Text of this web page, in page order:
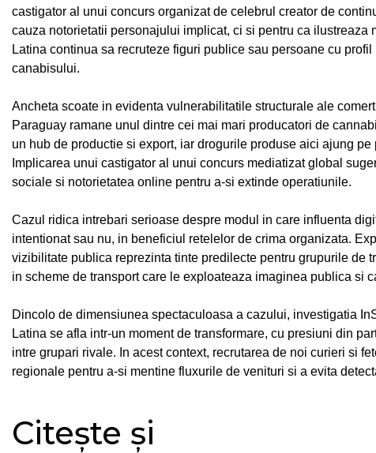
castigator al unui concurs organizat de celebrul creator de
cauza notorietatii personajului implicat, ci si pentru ca
Latina continua sa recruteze figuri publice sau persoane cu
canabisului.
Ancheta scoate in evidenta vulnerabilitatile structurale ale
Paraguay ramane unul dintre cei mai mari producatori de
un hub de productie si export, iar drogurile produse aici ajung
Implicarea unui castigator al unui concurs mediatizat global
sociale si notorietatea online pentru a-si extinde operatiunile.
Cazul ridica intrebari serioase despre modul in care influenta
intentionat sau nu, in beneficiul retelelor de crima organizata.
vizibilitate publica reprezinta tinte predilecte pentru grupurile de
in scheme de transport care le exploateaza imaginea publica si
Dincolo de dimensiunea spectaculoasa a cazului, investigatia
Latina se afla intr-un moment de transformare, cu presiuni din
intre grupari rivale. In acest context, recrutarea de noi curieri si
regionale pentru a-si mentine fluxurile de venituri si a evita
Citește și